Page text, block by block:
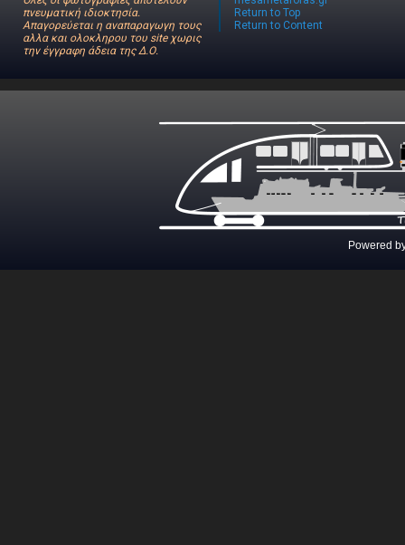
πνευματική ιδιοκτησία.
Απαγορεύεται η αναπαραγωγη τους
αλλα και ολοκληρου του site χωρις
την έγγραφη άδεια της Δ.Ο.
Return to Top
Return to Content
Powered